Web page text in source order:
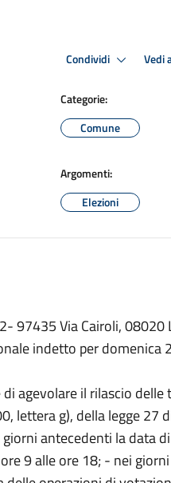
Condividi Vedi
Categorie:
Comune
Argomenti:
Elezioni
97435 Via Cairoli, 08020
indetto per domenica
agevolare il rilascio delle
lettera g), della legge 27
antecedenti la data
9 alle ore 18; - nei